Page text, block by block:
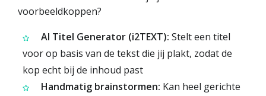
voorbeeldkoppen?
AI Titel Generator (i2TEXT): Stelt een titel
voor op basis van de tekst die jij plakt, zodat de
kop echt bij de inhoud past
Handmatig brainstormen: Kan heel gerichte